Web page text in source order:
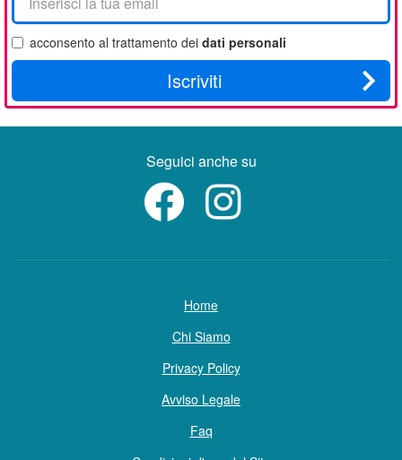
tua
email
acconsento al trattamento dei dati personali
Iscriviti
Seguici anche su
Home
Chi Siamo
Privacy Policy
Avviso Legale
Faq